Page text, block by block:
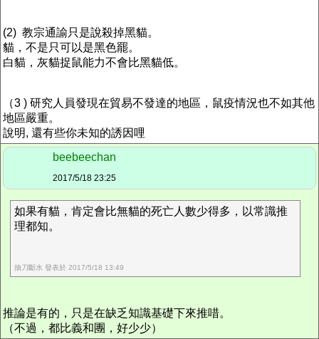
(2) 教宗通諭只是說殺掉黑貓。
貓，不是只可以是黑色罷。
白貓，灰貓捉鼠能力不會比黑貓低。
（3 ) 研究人員發現在貿易不發達的地區，鼠疫情況也不如其他
地區嚴重。
說明, 還有些你未知的誘因哩
beebeechan
2017/5/18 23:25
如果有貓，肯定會比無貓的死亡人數少得多，以常識推
理都知。
抽刀斷水 發表於 2017/5/18 13:49
推論是有的，只是在缺乏知識基礎下來推唶。
（不過，都比義和團，好少少）